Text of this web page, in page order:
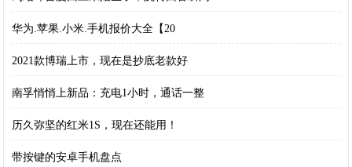
华为.苹果.小米.手机报价大全【20
2021款博瑞上市，现在是抄底老款好
南孚悄悄上新品：充电1小时，通话一整
历久弥坚的红米1S，现在还能用！
带按键的安卓手机盘点